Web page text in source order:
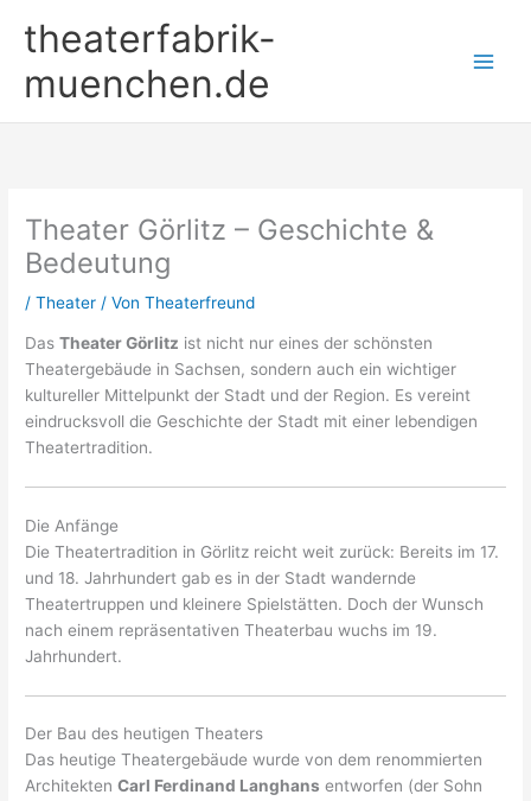
Inhalttheaterfabrik-
muenchen.de
Theater Görlitz – Geschichte &
Bedeutung
/Theater / VonTheaterfreund
DasTheater Görlitz ist nicht nur eines der schönsten
Theatergebäude in Sachsen, sondern auch ein wichtiger
kultureller Mittelpunkt der Stadt und der Region. Es vereint
eindrucksvoll die Geschichte der Stadt mit einer lebendigen
Theatertradition.
Die Anfänge
Die Theatertradition in Görlitz reicht weit zurück: Bereits im 17.
und 18. Jahrhundert gab es in der Stadt wandernde
Theatertruppen und kleinere Spielstätten. Doch der Wunsch
nach einem repräsentativen Theaterbau wuchs im 19.
Jahrhundert.
Der Bau des heutigen Theaters
Das heutige Theatergebäude wurde von dem renommierten
ArchitektenCarl Ferdinand Langhans entworfen (der Sohn